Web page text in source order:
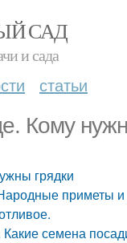
САД
и сада
статьи
Кому
грядки
приметы
семена